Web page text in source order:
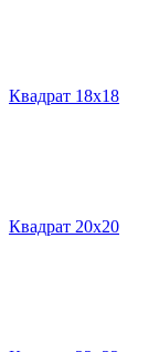
Квадрат 18х18
Квадрат 20х20